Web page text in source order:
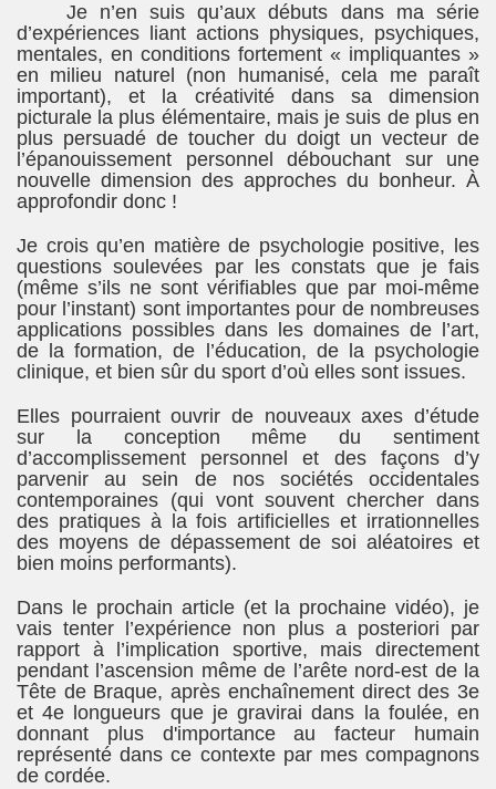
Je n’en suis qu’aux débuts dans ma série
d’expériences liant actions physiques, psychiques,
mentales, en conditions fortement « impliquantes »
en milieu naturel (non humanisé, cela me paraît
important), et la créativité dans sa dimension
picturale la plus élémentaire, mais je suis de plus en
plus persuadé de toucher du doigt un vecteur de
l’épanouissement personnel débouchant sur une
nouvelle dimension des approches du bonheur. À
approfondir donc !
Je crois qu’en matière de psychologie positive, les
questions soulevées par les constats que je fais
(même s’ils ne sont vérifiables que par moi-même
pour l’instant) sont importantes pour de nombreuses
applications possibles dans les domaines de l’art,
de la formation, de l’éducation, de la psychologie
clinique, et bien sûr du sport d’où elles sont issues.
Elles pourraient ouvrir de nouveaux axes d’étude
sur la conception même du sentiment
d’accomplissement personnel et des façons d’y
parvenir au sein de nos sociétés occidentales
contemporaines (qui vont souvent chercher dans
des pratiques à la fois artificielles et irrationnelles
des moyens de dépassement de soi aléatoires et
bien moins performants).
Dans le prochain article (et la prochaine vidéo), je
vais tenter l’expérience non plus a posteriori par
rapport à l’implication sportive, mais directement
pendant l’ascension même de l’arête nord-est de la
Tête de Braque, après enchaînement direct des 3e
et 4e longueurs que je gravirai dans la foulée, en
donnant plus d'importance au facteur humain
représenté dans ce contexte par mes compagnons
de cordée.